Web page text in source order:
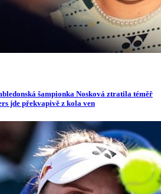
šampionka Nosková ztratila téměř
jde překvapivě z kola ven